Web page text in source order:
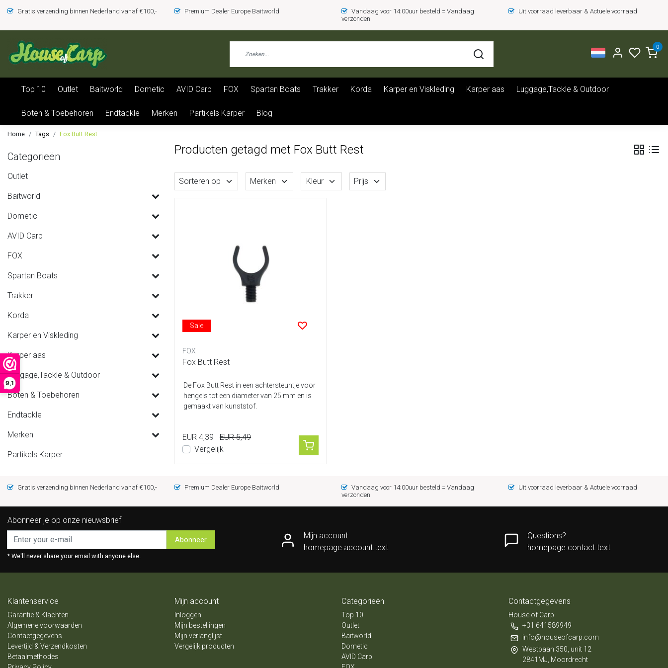
9,1
Gratis verzending binnen Nederland vanaf €100,- Premium Dealer Europe Baitworld
Vandaag voor 14:00uur besteld = Vandaag
verzonden
Uit voorraad leverbaar & Actuele voorraad
0
Top 10 Outlet Baitworld Dometic AVID Carp FOX Spartan Boats Trakker Korda Karper en Viskleding Karper aas Luggage,Tackle & Outdoor
Boten & Toebehoren Endtackle Merken Partikels Karper Blog
Home Tags Fox Butt Rest
Categorieën
Outlet
Baitworld
Dometic
AVID Carp
FOX
Spartan Boats
Trakker
Korda
Karper en Viskleding
Karper aas
Luggage,Tackle & Outdoor
Boten & Toebehoren
Endtackle
Merken
Partikels Karper
Producten getagd met Fox Butt Rest
Sorteren op Merken Kleur Prijs
Sale
FOX
Fox Butt Rest
De Fox Butt Rest in een achtersteuntje voor
hengels tot een diameter van 25 mm en is
gemaakt van kunststof.
EUR 4,39
EUR 5,49
Vergelijk
Gratis verzending binnen Nederland vanaf €100,- Premium Dealer Europe Baitworld
Vandaag voor 14:00uur besteld = Vandaag
verzonden
Uit voorraad leverbaar & Actuele voorraad
Abonneer je op onze nieuwsbrief
Abonneer
* We'll never share your email with anyone else.
Mijn account
homepage.account.text
Questions?
homepage.contact.text
Klantenservice
Garantie & Klachten
Algemene voorwaarden
Contactgegevens
Levertijd & Verzendkosten
Betaalmethodes
Mijn account
Inloggen
Mijn bestellingen
Mijn verlanglijst
Vergelijk producten
Categorieën
Top 10
Outlet
Baitworld
Dometic
AVID Carp
Contactgegevens
House of Carp
+31 641589949
info@houseofcarp.com
Westbaan 350, unit 12
2841MJ, Moordrecht